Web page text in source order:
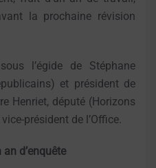
la prochaine révision
l’égide de Stéphane
et président de
Henriet, député (Horizons
président de l’Office.
d’enquête